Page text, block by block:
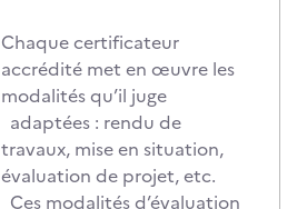
Chaque certificateur
accrédité met en œuvre les
modalités qu’il juge
adaptées : rendu de
travaux, mise en situation,
évaluation de projet, etc.
Ces modalités d’évaluation